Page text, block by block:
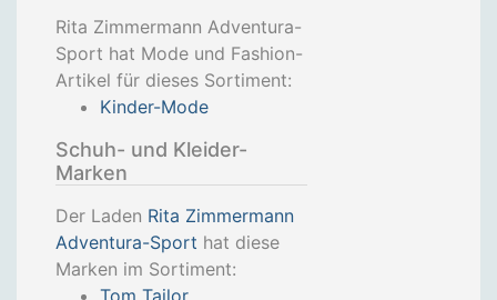
Rita Zimmermann Adventura-
Sport hat Mode und Fashion-
Artikel für dieses Sortiment:
Kinder-Mode
Schuh- und Kleider-
Marken
Der Laden Rita Zimmermann
Adventura-Sport hat diese
Marken im Sortiment:
Tom Tailor